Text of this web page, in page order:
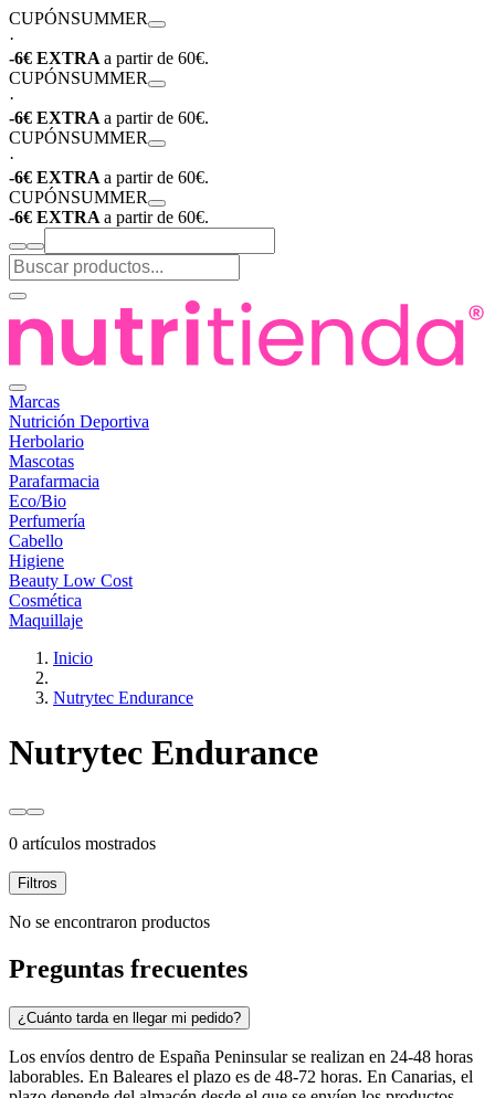
CUPÓNSUMMER
·
-6€ EXTRA a partir de 60€.
CUPÓNSUMMER
·
-6€ EXTRA a partir de 60€.
CUPÓNSUMMER
·
-6€ EXTRA a partir de 60€.
CUPÓNSUMMER
-6€ EXTRA a partir de 60€.
Marcas
Nutrición Deportiva
Herbolario
Mascotas
Parafarmacia
Eco/Bio
Perfumería
Cabello
Higiene
Beauty Low Cost
Cosmética
Maquillaje
Inicio
Nutrytec Endurance
Nutrytec Endurance
0 artículos mostrados
Filtros
No se encontraron productos
Preguntas frecuentes
¿Cuánto tarda en llegar mi pedido?
Los envíos dentro de España Peninsular se realizan en 24-48 horas
laborables. En Baleares el plazo es de 48-72 horas. En Canarias, el